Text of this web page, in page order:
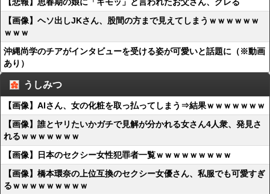
【画像】ヘソ出しJKさん、股間の方まで見えてしまうｗｗｗｗｗｗ
ｗｗｗ
沖縄尚学のチアがインタビューを受ける姿が可愛いと話題に（※動画
あり）
うしみつ
【画像】AIさん、女の化粧を取っ払ってしまう⇒結果ｗｗｗｗｗｗｗ
【画像】誰とヤリたいかガチで見解が分かれる女さん4人衆、発見さ
れるｗｗｗｗｗｗｗ
【画像】日本のセクシー女性犯罪者一覧ｗｗｗｗｗｗｗｗｗ
【画像】橋本環奈の上位互換のセクシー女優さん、私服でも可愛すぎ
るｗｗｗｗｗｗｗｗｗ